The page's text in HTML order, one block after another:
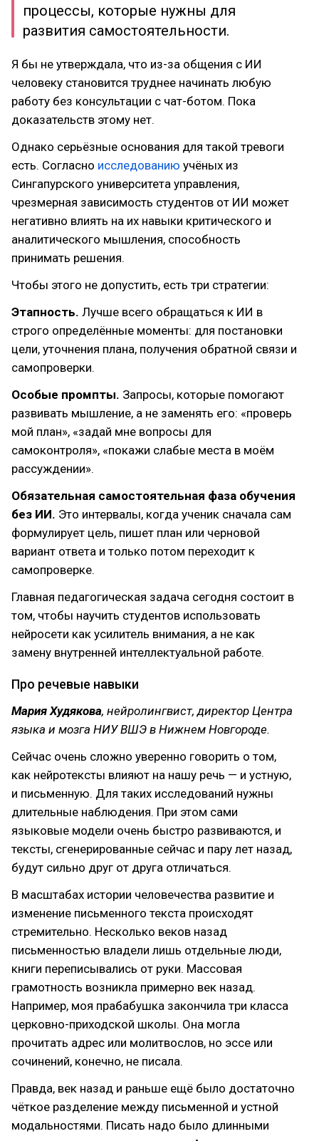
процессы, которые нужны для
развития самостоятельности.
Я бы не утверждала, что из-за общения с ИИ
человеку становится труднее начинать любую
работу без консультации с чат-ботом. Пока
доказательств этому нет.
Однако серьёзные основания для такой тревоги
есть. Согласно исследованию учёных из
Сингапурского университета управления,
чрезмерная зависимость студентов от ИИ может
негативно влиять на их навыки критического и
аналитического мышления, способность
принимать решения.
Чтобы этого не допустить, есть три стратегии:
Этапность. Лучше всего обращаться к ИИ в
строго определённые моменты: для постановки
цели, уточнения плана, получения обратной связи и
самопроверки.
Особые промпты. Запросы, которые помогают
развивать мышление, а не заменять его: «проверь
мой план», «задай мне вопросы для
самоконтроля», «покажи слабые места в моём
рассуждении».
Обязательная самостоятельная фаза обучения
без ИИ. Это интервалы, когда ученик сначала сам
формулирует цель, пишет план или черновой
вариант ответа и только потом переходит к
самопроверке.
Главная педагогическая задача сегодня состоит в
том, чтобы научить студентов использовать
нейросети как усилитель внимания, а не как
замену внутренней интеллектуальной работе.
Про речевые навыки
Мария Худякова, нейролингвист, директор Центра
языка и мозга НИУ ВШЭ в Нижнем Новгороде.
Сейчас очень сложно уверенно говорить о том,
как нейротексты влияют на нашу речь — и устную,
и письменную. Для таких исследований нужны
длительные наблюдения. При этом сами
языковые модели очень быстро развиваются, и
тексты, сгенерированные сейчас и пару лет назад,
будут сильно друг от друга отличаться.
В масштабах истории человечества развитие и
изменение письменного текста происходят
стремительно. Несколько веков назад
письменностью владели лишь отдельные люди,
книги переписывались от руки. Массовая
грамотность возникла примерно век назад.
Например, моя прабабушка закончила три класса
церковно-приходской школы. Она могла
прочитать адрес или молитвослов, но эссе или
сочинений, конечно, не писала.
Правда, век назад и раньше ещё было достаточно
чёткое разделение между письменной и устной
модальностями. Писать надо было длинными